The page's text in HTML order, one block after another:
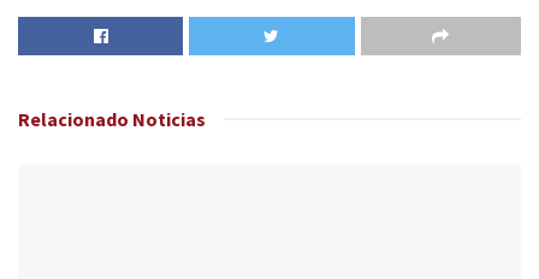
Relacionado Noticias